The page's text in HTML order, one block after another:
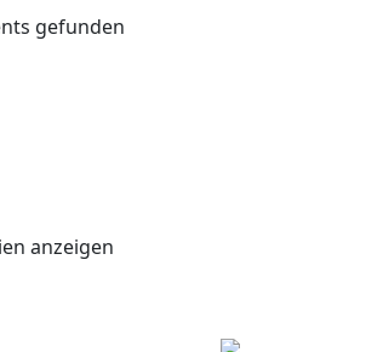
gefunden
anzeigen